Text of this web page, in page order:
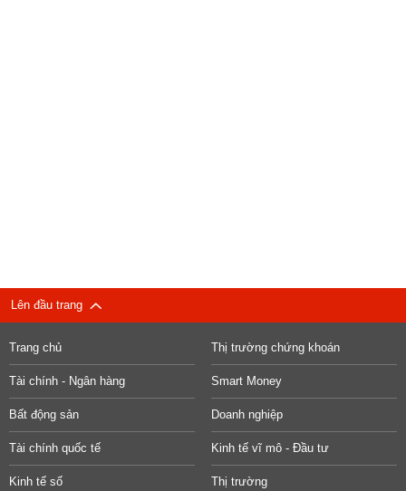
Lên đầu trang
Trang chủ Thị trường chứng khoán
Tài chính - Ngân hàng Smart Money
Bất động sản Doanh nghiệp
Tài chính quốc tế Kinh tế vĩ mô - Đầu tư
Kinh tế số Thị trường